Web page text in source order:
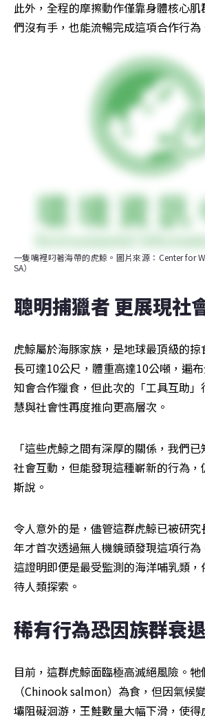
此外，全程的摩擦動作僅靠身體核心
們沒有手，也能流暢完成這項合作行為
一隻嘴裡叼著海帶的虎鯨。圖片來源：Center for
SA）
聰明捕獵者 更展現社
虎鯨屬於海豚家族，是地球最頂級的
長可達10公尺，體重高達10公噸，遍
知會合作獵食，但此次的「工具互助
慧與社會性再度推向更高層次。
「這些虎鯨之間有深厚的關係，我們
社會互動，但能發現這種嶄新的行為
斯說。
令人意外的是，儘管這群虎鯨已被研
年才首次透過無人機鏡頭發現這項行為
這證明即便是最受監測的海洋哺乳類
待人類探索。
稀有行為恐因族群衰
目前，這群虎鯨面臨極高滅絕風險。
（Chinook salmon）為食，但因氣候
壩阻礙洄游，王鮭數量大幅下滑，使得